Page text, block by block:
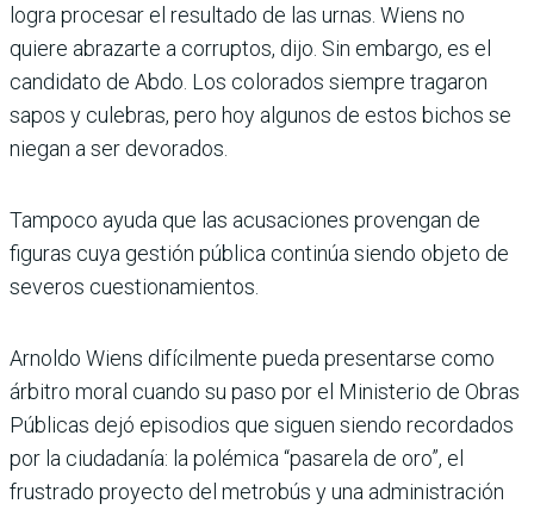
logra procesar el resultado de las urnas. Wiens no
quiere abrazarte a corruptos, dijo. Sin embargo, es el
candidato de Abdo. Los colorados siempre tragaron
sapos y culebras, pero hoy algunos de estos bichos se
niegan a ser devorados.
Tampoco ayuda que las acusaciones provengan de
figuras cuya gestión pública continúa siendo objeto de
severos cuestionamientos.
Arnoldo Wiens difícilmente pueda presentarse como
árbitro moral cuando su paso por el Ministerio de Obras
Públicas dejó episodios que siguen siendo recordados
por la ciudadanía: la polémica “pasarela de oro”, el
frustrado proyecto del metrobús y una administración